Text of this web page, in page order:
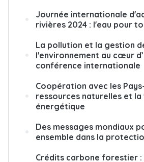
Journée internationale
rivières 2024 : l'eau pour
La pollution et la gestion
l'environnement au cœur
conférence internationale
Coopération avec les
ressources naturelles et
énergétique
Des messages mondiaux
ensemble dans la
Crédits carbone forestier :